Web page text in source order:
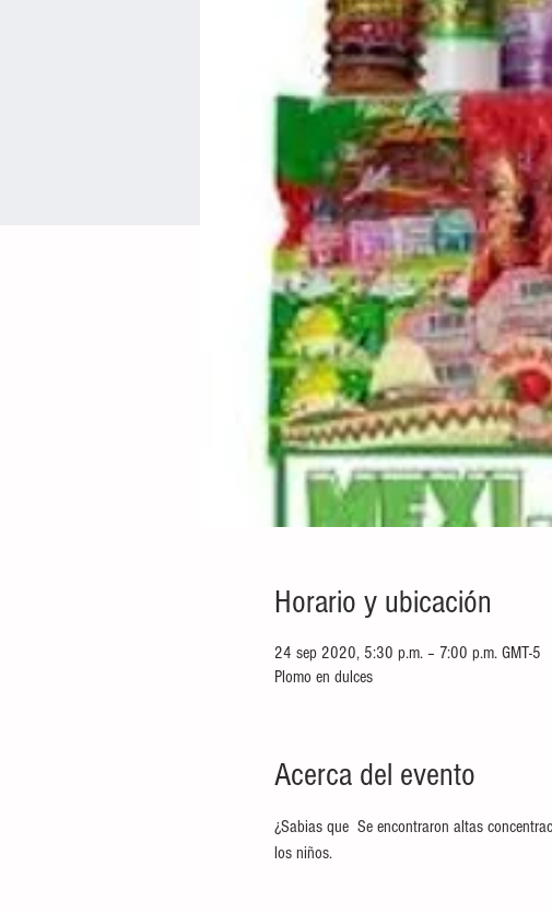
Horario y ubicación
24 sep 2020, 5:30 p.m. – 7:00 p.m. GMT-5
Plomo en dulces
Acerca del evento
¿Sabias que  Se encontraron altas
los niños.